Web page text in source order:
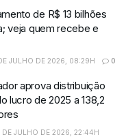
de R$ 13 bilhões
veja quem recebe e
JULHO DE 2026, 08:29H 0
aprova distribuição
lucro de 2025 a 138,2
DE JULHO DE 2026, 22:44H